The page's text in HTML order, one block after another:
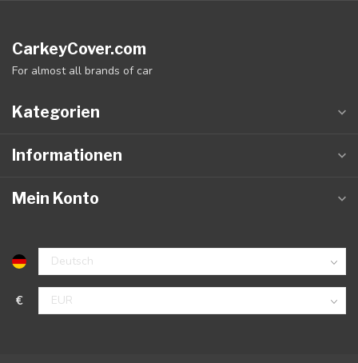
CarkeyCover.com
For almost all brands of car
Kategorien
Informationen
Mein Konto
€